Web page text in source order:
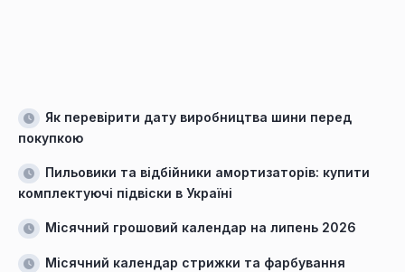
Як перевірити дату виробництва шини перед
покупкою
Пильовики та відбійники амортизаторів: купити
комплектуючі підвіски в Україні
Місячний грошовий календар на липень 2026
Місячний календар стрижки та фарбування